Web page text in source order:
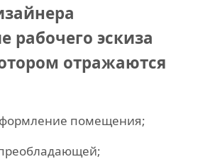
рабочего эскиза
отражаются
помещения;